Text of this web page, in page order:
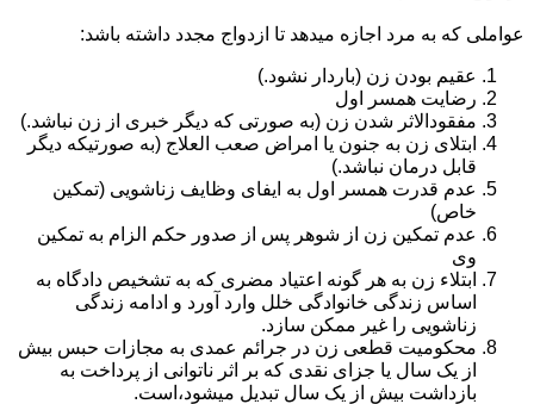
عواملی که به مرد اجازه میدهد تا ازدواج مجدد داشته باشد:
عقیم بودن زن (باردار نشود.)
رضایت همسر اول
مفقودالاثر شدن زن (به صورتی که دیگر خبری از زن نباشد.)
ابتلای زن به جنون یا امراض صعب العلاج (به صورتیکه دیگر
قابل درمان نباشد.)
عدم قدرت همسر اول به ایفای وظایف زناشویی (تمکین
خاص)
عدم تمکین زن از شوهر پس از صدور حکم الزام به تمکین
وی
ابتلاء زن به هر گونه اعتیاد مضری که به تشخیص دادگاه به
اساس زندگی خانوادگی خلل وارد آورد و ادامه زندگی
زناشویی را غیر ممکن سازد.
محکومیت قطعی زن در جرائم عمدی به مجازات حبس بیش
از یک سال یا جزای نقدی که بر اثر ناتوانی از پرداخت به
بازداشت بیش از یک سال تبدیل می‎شود،است.